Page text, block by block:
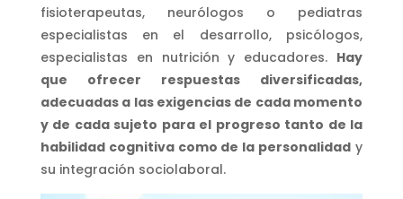
fisioterapeutas, neurólogos o pediatras
especialistas en el desarrollo, psicólogos,
especialistas en nutrición y educadores. Hay
que ofrecer respuestas diversificadas,
adecuadas a las exigencias de cada momento
y de cada sujeto para el progreso tanto de la
habilidad cognitiva como de la personalidad y
su integración sociolaboral.